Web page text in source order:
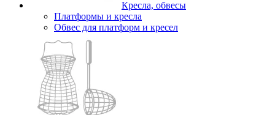
Кресла, обвесы
Платформы и кресла
Обвес для платформ и кресел